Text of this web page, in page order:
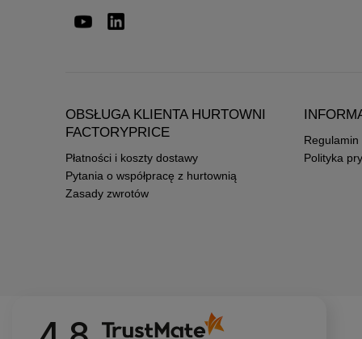
OBSŁUGA KLIENTA HURTOWNI
FACTORYPRICE
Płatności i koszty dostawy
Pytania o współpracę z hurtownią
Zasady zwrotów
Regulamin
Polityka